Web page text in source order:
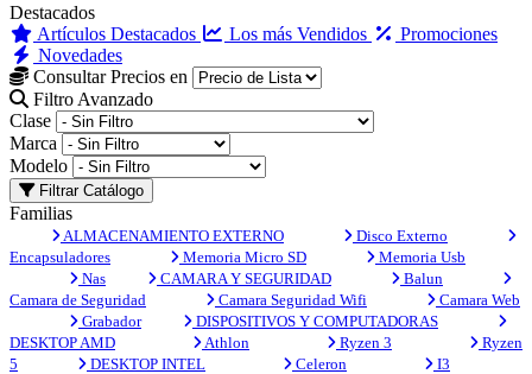
Destacados
Artículos Destacados
Los más Vendidos
Promociones
Novedades
Consultar Precios en
Filtro Avanzado
Clase
Marca
Modelo
Filtrar Catálogo
Familias
ALMACENAMIENTO EXTERNO
Disco Externo
Encapsuladores
Memoria Micro SD
Memoria Usb
Nas
CAMARA Y SEGURIDAD
Balun
Camara de Seguridad
Camara Seguridad Wifi
Camara Web
Grabador
DISPOSITIVOS Y COMPUTADORAS
DESKTOP AMD
Athlon Ryzen 3
Ryzen
5
DESKTOP INTEL Celeron
I3